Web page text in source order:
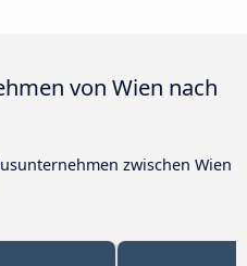
von Wien nach
zwischen Wien